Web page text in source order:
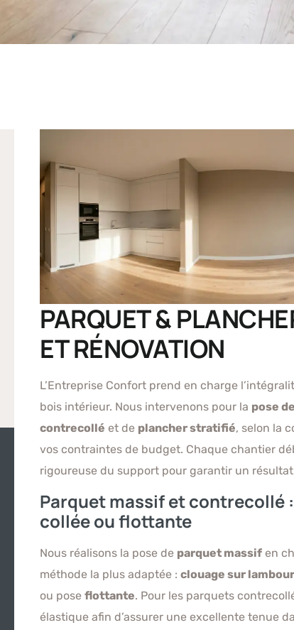
PARQUET &
ET RÉNOVATION
L’Entreprise Confort prend en charge
bois intérieur. Nous intervenons pour la pose
contrecollé et de plancher stratifié, selon la
vos contraintes de budget. Chaque chantier
rigoureuse du support pour garantir un
Parquet massif et contrecollé
collée ou flottante
Nous réalisons la pose de parquet massif en
méthode la plus adaptée :clouage sur
ou poseflottante. Pour les parquets
élastique afin d’assurer une excellente tenue